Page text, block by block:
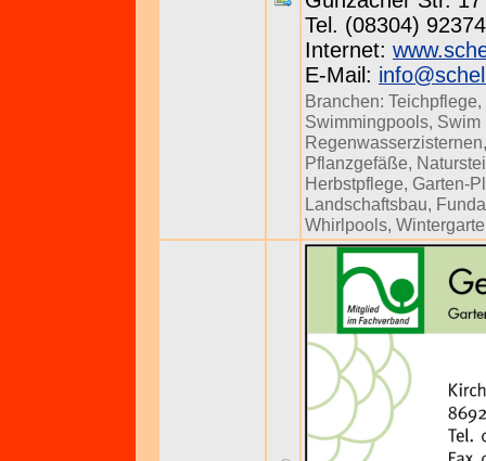
Tel. (08304)
Internet:
E-Mail:
Branchen: Teichpflege,
Swimmingpools, Swim
Regenwasserzisternen
Pflanzgefäße,
Herbstpflege, Garten-
Landschaftsbau,
Whirlpools,